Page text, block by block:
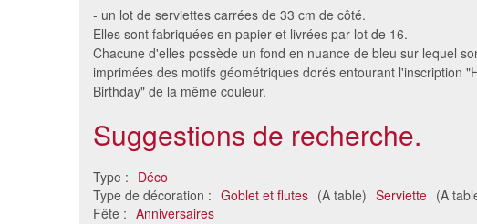
- un lot de serviettes carrées de 33 cm de côté.
Elles sont fabriquées en papier et livrées par lot de 16.
Chacune d'elles possède un fond en nuance de bleu sur lequel
imprimées des motifs géométriques dorés entourant l'inscription
Birthday" de la même couleur.
Suggestions de recherche.
Type : Déco
Type de décoration : Goblet et flutes (A table) Serviette (A
Fête : Anniversaires
Décorations d'anniversaire
reine des neiges
5.63 €
Décorations Pat
table
4.25 €